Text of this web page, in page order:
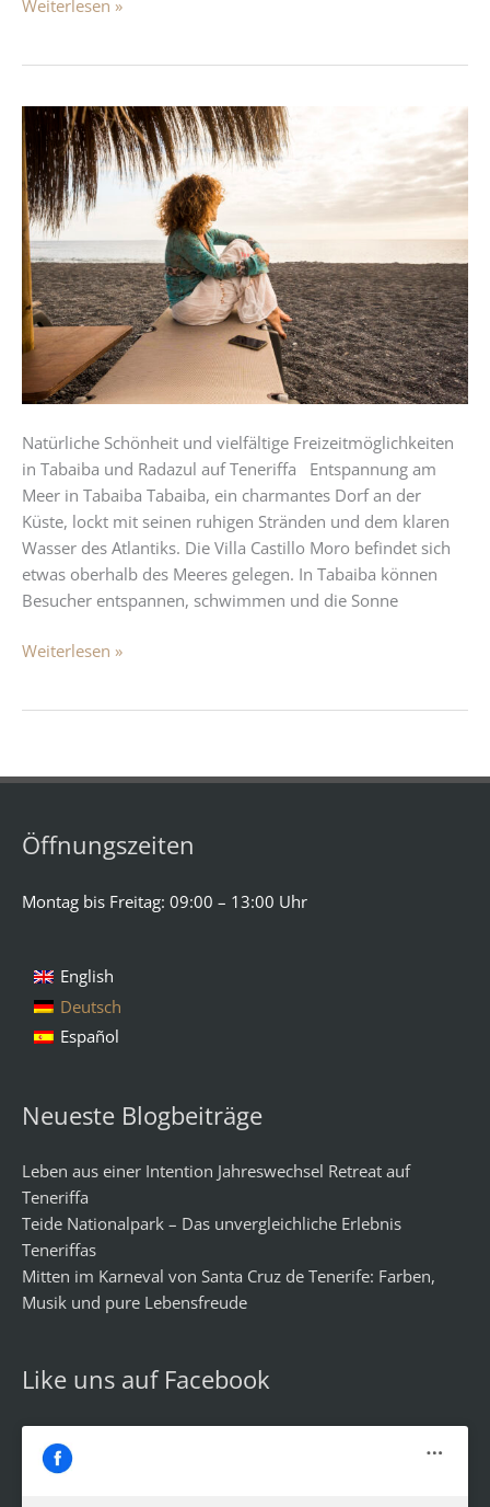
Weiterlesen »
Natürliche Schönheit und vielfältige Freizeitmöglichkeiten
in Tabaiba und Radazul auf Teneriffa Entspannung am
Meer in Tabaiba Tabaiba, ein charmantes Dorf an der
Küste, lockt mit seinen ruhigen Stränden und dem klaren
Wasser des Atlantiks. Die Villa Castillo Moro befindet sich
etwas oberhalb des Meeres gelegen. In Tabaiba können
Besucher entspannen, schwimmen und die Sonne
Tabaiba
und
Radazul
–
Vielfältige
Freizeitaktivitäten
Weiterlesen »
Öffnungszeiten
Montag bis Freitag: 09:00 – 13:00 Uhr
English
Deutsch
Español
Neueste Blogbeiträge
Leben aus einer Intention Jahreswechsel Retreat auf
Teneriffa
Teide Nationalpark – Das unvergleichliche Erlebnis
Teneriffas
Mitten im Karneval von Santa Cruz de Tenerife: Farben,
Musik und pure Lebensfreude
Like uns auf Facebook